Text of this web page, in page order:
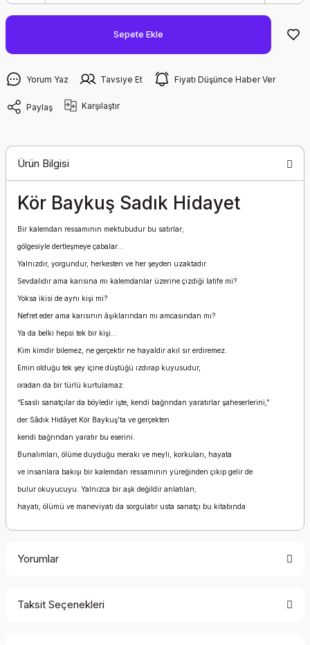
Sepete Ekle
Yorum Yaz Tavsiye Et Fiyatı Düşünce Haber Ver
Paylaş Karşılaştır
Ürün Bilgisi
Kör Baykuş Sadık Hidayet
Bir kalemdan ressamının mektubudur bu satırlar;
gölgesiyle dertleşmeye çabalar…
Yalnızdır, yorgundur, herkesten ve her şeyden uzaktadır.
Sevdalıdır ama karısına mı kalemdanlar üzerine çizdiği latife mi?
Yoksa ikisi de aynı kişi mi?
Nefret eder ama karısının âşıklarından mı amcasından mı?
Ya da belki hepsi tek bir kişi…
Kim kimdir bilemez, ne gerçektir ne hayaldir akıl sır erdiremez.
Emin olduğu tek şey içine düştüğü ızdırap kuyusudur,
oradan da bir türlü kurtulamaz.
“Esaslı sanatçılar da böyledir işte, kendi bağrından yaratırlar şaheserlerini,”
der Sâdık Hidâyet Kör Baykuş’ta ve gerçekten
kendi bağrından yaratır bu eserini.
Bunalımları, ölüme duyduğu merakı ve meyli, korkuları, hayata
ve insanlara bakışı bir kalemdan ressamının yüreğinden çıkıp gelir de
bulur okuyucuyu. Yalnızca bir aşk değildir anlatılan;
hayatı, ölümü ve maneviyatı da sorgulatır usta sanatçı bu kitabında
Yorumlar
Taksit Seçenekleri